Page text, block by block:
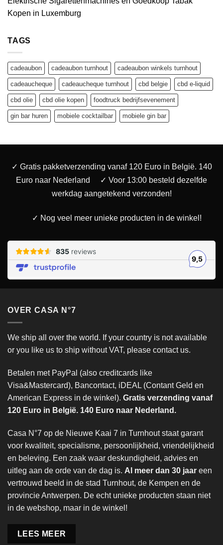
Kopen in Luxemburg
TAGS
cadeaubon cadeaubon turnhout cadeaubon winkels turnhout
cadeaucheque cadeaucheque turnhout cbd belgie cbd e-liquid
cbd olie cbd olie kopen foodtruck bedrijfsevenement
gin bar huren mobiele cocktailbar mobiele gin bar
✓ Gratis pakketverzending vanaf 120 Euro in België. 140
Euro naar Nederland
✓ Voor 13:00 besteld dezelfde
werkdag aangetekend verzonden!
✓ Nog veel meer unieke producten in de winkel!
OVER CASA N°7
We ship all over the world. If your country is not available
or you like us to ship without VAT, please contact us.
Betalen met PayPal (also creditcards like
Visa&Mastercard), Bancontact, iDEAL (Contant Geld en
American Express in de winkel). Gratis verzending vanaf
120 Euro in België. 140 Euro naar Nederland.
Casa N°7 op de Nieuwe Kaai 7 in Turnhout staat garant
voor kwaliteit, specialisme, persoonlijkheid, vriendelijkheid
en beleving. Een zaak waar deskundigheid, advies en
uitleg aan de orde van de dag is. Al meer dan 30 jaar een
vertrouwd beeld in de stad Turnhout, de Kempen en de
provincie Antwerpen. De echt unieke producten staan niet
in de webshop, maar in de winkel!
LEES MEER